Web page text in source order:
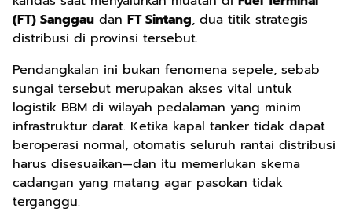
(FT) Sanggau dan FT Sintang, dua titik strategis
distribusi di provinsi tersebut.
Pendangkalan ini bukan fenomena sepele, sebab
sungai tersebut merupakan akses vital untuk
logistik BBM di wilayah pedalaman yang minim
infrastruktur darat. Ketika kapal tanker tidak dapat
beroperasi normal, otomatis seluruh rantai distribusi
harus disesuaikan—dan itu memerlukan skema
cadangan yang matang agar pasokan tidak
terganggu.